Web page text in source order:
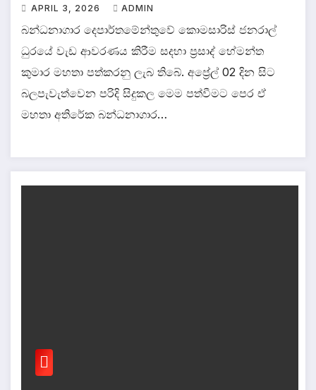
APRIL 3, 2026 ADMIN
බන්ධනාගාර දෙපාර්තමේන්තුවේ කොමසාරිස් ජනරාල්
ධුරයේ වැඩ ආවරණය කිරීම සදහා ප්‍රසාද් හේමන්ත
කුමාර මහතා පත්කරනු ලැබ තිබේ. අප්‍රේල් 02 දින සිට
බලපැවැත්වෙන පරිදි සිදුකල මෙම පත්වීමට පෙර ඒ
මහතා අතිරේක බන්ධනාගාර…